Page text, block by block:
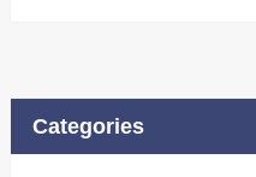
Categories